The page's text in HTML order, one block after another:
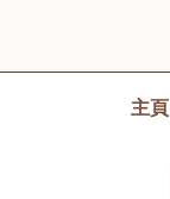
主頁